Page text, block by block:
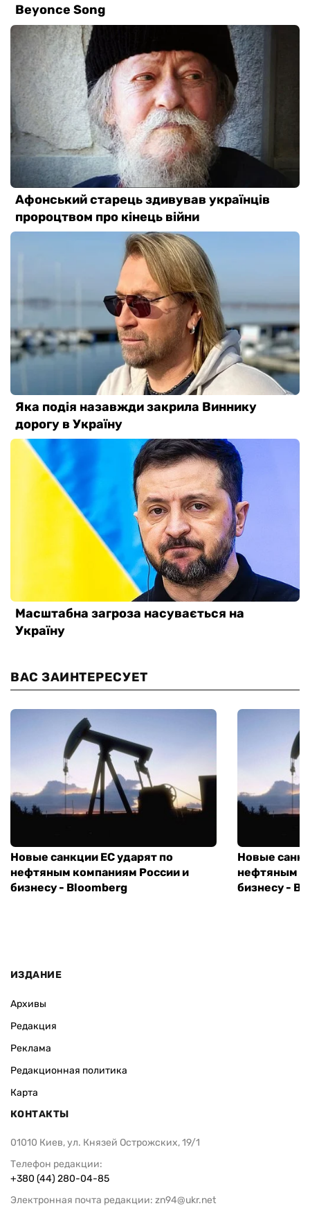
ВАС ЗАИНТЕРЕСУЕТ
Новые санкции ЕС ударят по
нефтяным компаниям России и
бизнесу - Bloomberg
Новые
нефтяным
бизнесу -
ИЗДАНИЕ
Архивы
Редакция
Реклама
Редакционная политика
Карта
КОНТАКТЫ
01010 Киев, ул. Князей Острожских, 19/1
Телефон редакции:
+380 (44) 280-04-85
Электронная почта редакции: zn94@ukr.net